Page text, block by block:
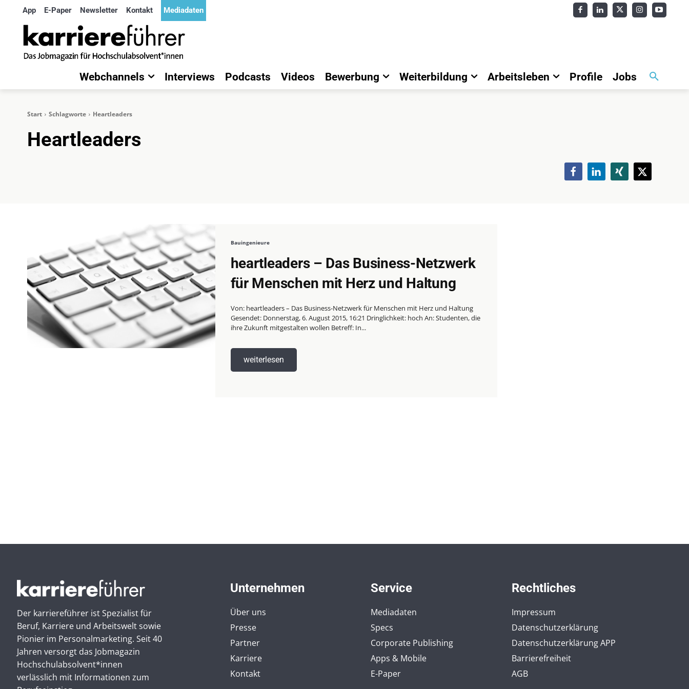
App E-Paper Newsletter Kontakt Mediadaten
Webchannels Interviews Podcasts Videos Bewerbung Weiterbildung Arbeitsleben Profile Jobs
Start Schlagworte Heartleaders
Heartleaders
Bauingenieure
heartleaders – Das Business-Netzwerk
für Menschen mit Herz und Haltung
Von: heartleaders – Das Business-Netzwerk für Menschen mit Herz und Haltung
Gesendet: Donnerstag, 6. August 2015, 16:21 Dringlichkeit: hoch An: Studenten, die
ihre Zukunft mitgestalten wollen Betreff: In...
weiterlesen
Der karriereführer ist Spezialist für
Beruf, Karriere und Arbeitswelt sowie
Pionier im Personal­marketing. Seit 40
Jahren versorgt das Jobmagazin
Hochschul­absolvent*innen
verlässlich mit Informationen zum
Unternehmen
Über uns
Presse
Partner
Karriere
Kontakt
Service
Mediadaten
Specs
Corporate Publishing
Apps & Mobile
E-Paper
Rechtliches
Impressum
Datenschutzerklärung
Datenschutzerklärung APP
Barrierefreiheit
AGB